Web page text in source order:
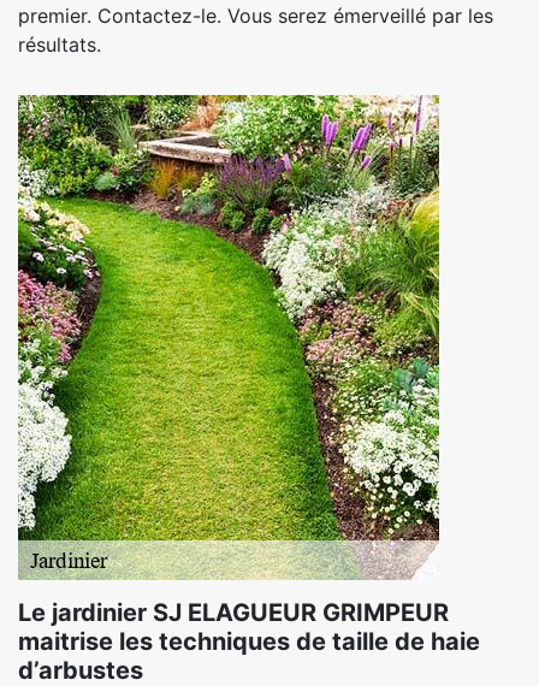
premier. Contactez-le. Vous serez émerveillé par les
résultats.
Le jardinier SJ ELAGUEUR GRIMPEUR
maitrise les techniques de taille de haie
d’arbustes